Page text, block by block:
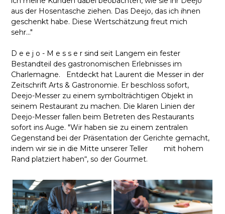
aus der Hosentasche ziehen. Das Deejo, das ich ihnen
geschenkt habe. Diese Wertschätzung freut mich
sehr..."
D e e j o - M e s s e r sind seit Langem ein fester
Bestandteil des gastronomischen Erlebnisses im
Charlemagne. Entdeckt hat Laurent die Messer in der
Zeitschrift Arts & Gastronomie. Er beschloss sofort,
Deejo-Messer zu einem symbolträchtigen Objekt in
seinem Restaurant zu machen. Die klaren Linien der
Deejo-Messer fallen beim Betreten des Restaurants
sofort ins Auge. "Wir haben sie zu einem zentralen
Gegenstand bei der Präsentation der Gerichte gemacht,
indem wir sie in die Mitte unserer Teller mit hohem
Rand platziert haben“, so der Gourmet.